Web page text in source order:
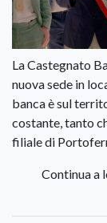
La Castegnato
nuova sede in
banca è sul
costante, tanto
filiale di
Continua a